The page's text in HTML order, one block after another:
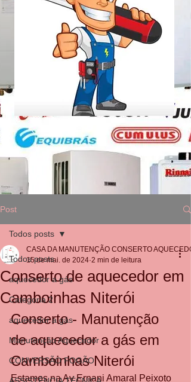
Post
Todos posts
aquecedor a gás
Categoria 2
aquecedor a gás
Manutenção Aquecedor
CONVERSÃO FOGÃO
Todos posts
Conserto de aquecedor em
Camboinhas Niterói
CASA DA MANUTENÇÃO CONSERTO
15 de mai. de 2024 2 min de leitura
Conserto - Manutenção
de aquecedor a gás em
Camboinhas Niterói
Estamos na Av Ernani Amaral Peixoto